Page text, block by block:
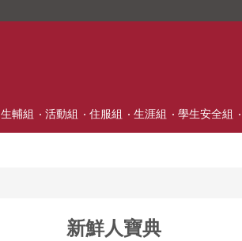
生輔組 活動組 住服組 生涯組 學生安全組
新鮮人寶典